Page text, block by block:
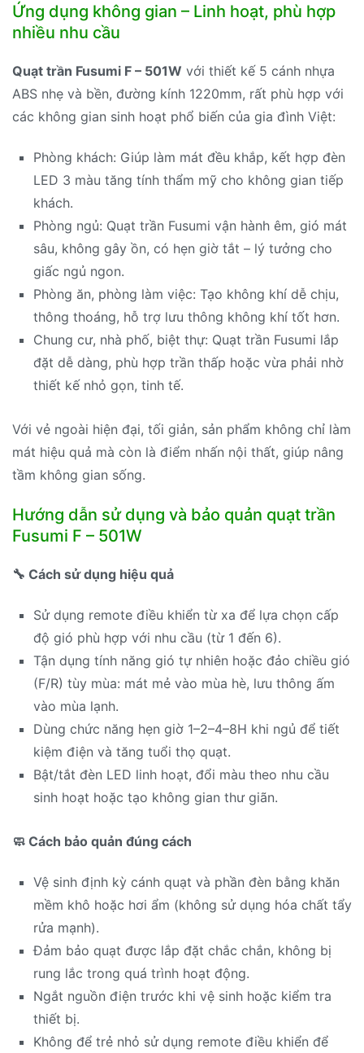
Ứng dụng không gian – Linh hoạt, phù hợp
nhiều nhu cầu
Quạt trần Fusumi F – 501W với thiết kế 5 cánh nhựa
ABS nhẹ và bền, đường kính 1220mm, rất phù hợp với
các không gian sinh hoạt phổ biến của gia đình Việt:
Phòng khách: Giúp làm mát đều khắp, kết hợp đèn
LED 3 màu tăng tính thẩm mỹ cho không gian tiếp
khách.
Phòng ngủ: Quạt trần Fusumi vận hành êm, gió mát
sâu, không gây ồn, có hẹn giờ tắt – lý tưởng cho
giấc ngủ ngon.
Phòng ăn, phòng làm việc: Tạo không khí dễ chịu,
thông thoáng, hỗ trợ lưu thông không khí tốt hơn.
Chung cư, nhà phố, biệt thự: Quạt trần Fusumi lắp
đặt dễ dàng, phù hợp trần thấp hoặc vừa phải nhờ
thiết kế nhỏ gọn, tinh tế.
Với vẻ ngoài hiện đại, tối giản, sản phẩm không chỉ làm
mát hiệu quả mà còn là điểm nhấn nội thất, giúp nâng
tầm không gian sống.
Hướng dẫn sử dụng và bảo quản quạt trần
Fusumi F – 501W
🔧 Cách sử dụng hiệu quả
Sử dụng remote điều khiển từ xa để lựa chọn cấp
độ gió phù hợp với nhu cầu (từ 1 đến 6).
Tận dụng tính năng gió tự nhiên hoặc đảo chiều gió
(F/R) tùy mùa: mát mẻ vào mùa hè, lưu thông ấm
vào mùa lạnh.
Dùng chức năng hẹn giờ 1–2–4–8H khi ngủ để tiết
kiệm điện và tăng tuổi thọ quạt.
Bật/tắt đèn LED linh hoạt, đổi màu theo nhu cầu
sinh hoạt hoặc tạo không gian thư giãn.
🧼 Cách bảo quản đúng cách
Vệ sinh định kỳ cánh quạt và phần đèn bằng khăn
mềm khô hoặc hơi ẩm (không sử dụng hóa chất tẩy
rửa mạnh).
Đảm bảo quạt được lắp đặt chắc chắn, không bị
rung lắc trong quá trình hoạt động.
Ngắt nguồn điện trước khi vệ sinh hoặc kiểm tra
thiết bị.
Không để trẻ nhỏ sử dụng remote điều khiển để